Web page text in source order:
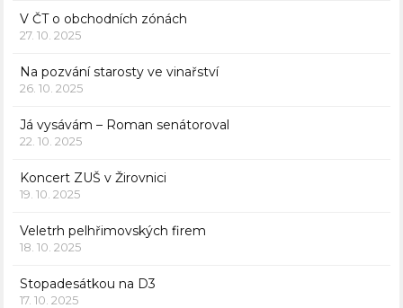
V ČT o obchodních zónách
27. 10. 2025
Na pozvání starosty ve vinařství
26. 10. 2025
Já vysávám – Roman senátoroval
22. 10. 2025
Koncert ZUŠ v Žirovnici
19. 10. 2025
Veletrh pelhřimovských firem
18. 10. 2025
Stopadesátkou na D3
17. 10. 2025